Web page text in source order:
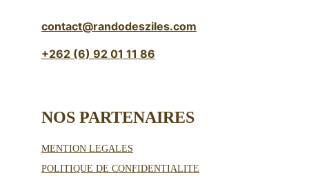
NOS PARTENAIRES
contact@randodesziles.com
+262 (6) 92 01 11 86
MENTION LEGALES
POLITIQUE DE CONFIDENTIALITE